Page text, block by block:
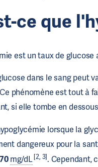
ce que
est un taux de
dans le sang peut
phénomène est tout à
si elle tombe en
lorsque la
dangereux pour la
mg/dL[2, 3]. Cependant,